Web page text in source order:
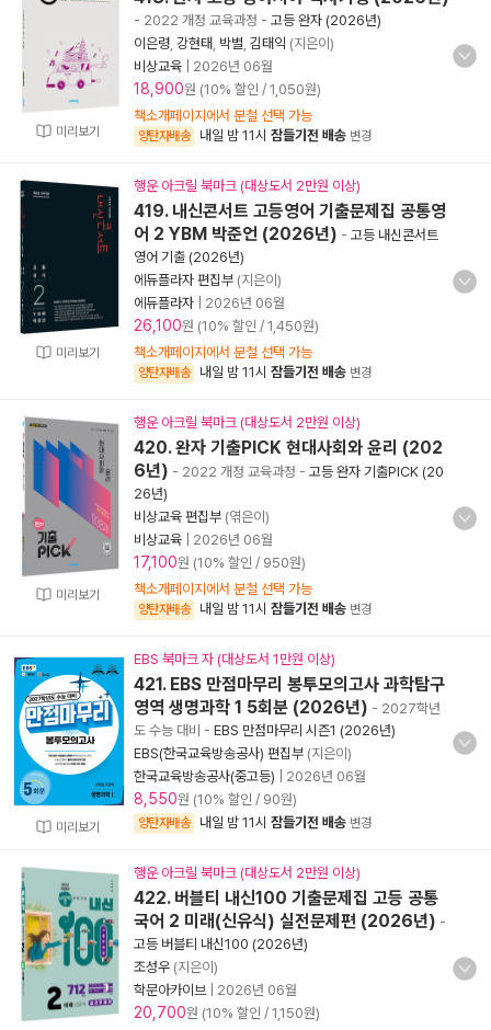
미리보기
- 2022 개정 교육과정 - 고등 완자 (2026년)
이은령 강현태 박별 김태익 (지은이)
비상교육
2026년 06월
18,900원 (10% 할인 / 1,050원)
책소개페이지에서 분철 선택 가능
양탄자배송 내일 밤 11시 잠들기전 배송 변경
미리보기
행운 아크릴 북마크 (대상도서 2만원 이상)
419. 내신콘서트 고등영어 기출문제집 공통영
어 2 YBM 박준언 (2026년) - 고등 내신콘서트
영어 기출 (2026년)
에듀플라자 편집부 (지은이)
에듀플라자
2026년 06월
26,100원 (10% 할인 / 1,450원)
책소개페이지에서 분철 선택 가능
양탄자배송 내일 밤 11시 잠들기전 배송 변경
미리보기
행운 아크릴 북마크 (대상도서 2만원 이상)
420. 완자 기출PICK 현대사회와 윤리 (202
6년) - 2022 개정 교육과정 - 고등 완자 기출PICK (20
26년)
비상교육 편집부 (엮은이)
비상교육
2026년 06월
17,100원 (10% 할인 / 950원)
책소개페이지에서 분철 선택 가능
양탄자배송 내일 밤 11시 잠들기전 배송 변경
미리보기
EBS 북마크 자 (대상도서 1만원 이상)
421. EBS 만점마무리 봉투모의고사 과학탐구
영역 생명과학 1 5회분 (2026년) - 2027학년
도 수능 대비 - EBS 만점마무리 시즌1 (2026년)
EBS(한국교육방송공사) 편집부 (지은이)
한국교육방송공사(중고등)
2026년 06월
8,550원 (10% 할인 / 90원)
양탄자배송 내일 밤 11시 잠들기전 배송 변경
행운 아크릴 북마크 (대상도서 2만원 이상)
422. 버블티 내신100 기출문제집 고등 공통
국어 2 미래(신유식) 실전문제편 (2026년) -
고등 버블티 내신100 (2026년)
조성우 (지은이)
학문아카이브
2026년 06월
20,700원 (10% 할인 / 1,150원)